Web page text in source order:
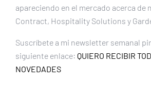
apareciendo en el mercado acerca de
Contract, Hospitality Solutions y
Suscríbete a mi newsletter semanal
siguiente enlace: QUIERO RECIBIR
NOVEDADES